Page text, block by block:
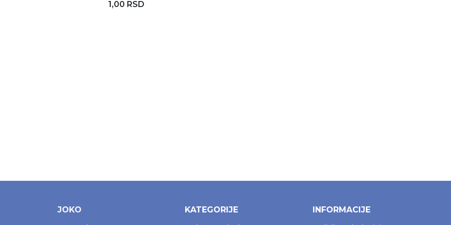
1,00 RSD
JOKO
KATEGORIJE
INFORMACIJE